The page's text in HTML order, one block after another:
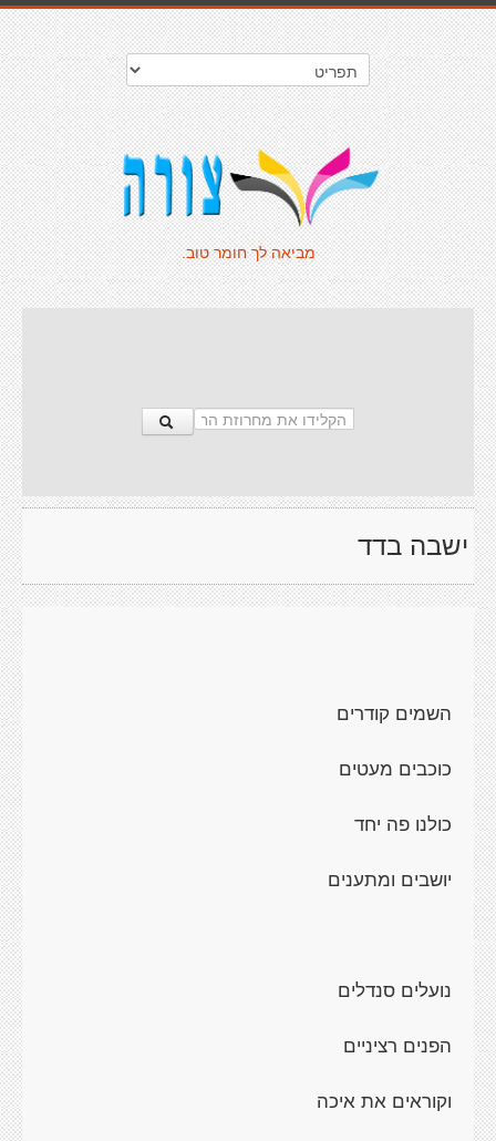
מביאה לך חומר טוב.
ישבה בדד
השמים קודרים
כוכבים מעטים
כולנו פה יחד
יושבים ומתענים
נועלים סנדלים
הפנים רציניים
וקוראים את איכה